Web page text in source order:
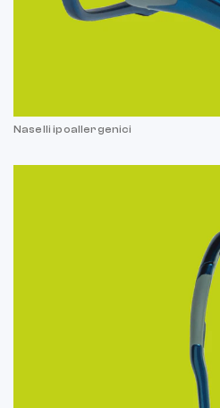
Naselli ipoallergenici